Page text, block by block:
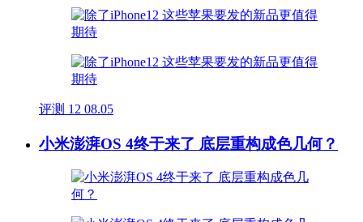
评测 12 08.05
小米澎湃OS 4终于来了 底层重构成色几何？